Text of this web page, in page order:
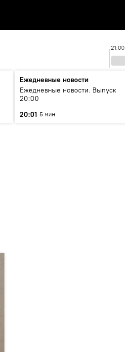
21:00
Ежедневные новости
Ежедневные новости. Выпуск
20:00
20:01 5 мин